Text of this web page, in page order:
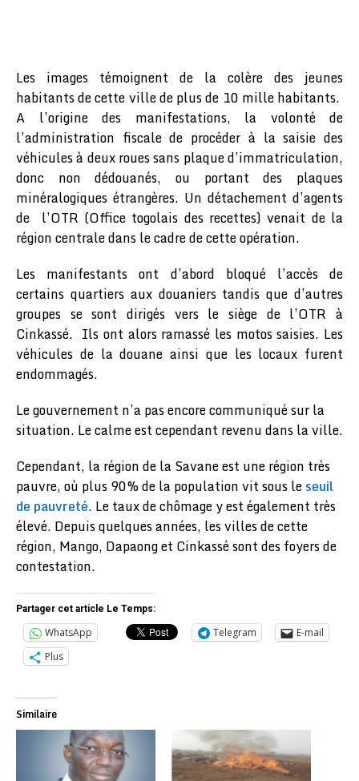
Les images témoignent de la colère des jeunes
habitants de cette ville de plus de 10 mille habitants.
A l’origine des manifestations, la volonté de
l’administration fiscale de procéder à la saisie des
véhicules à deux roues sans plaque d’immatriculation,
donc non dédouanés, ou portant des plaques
minéralogiques étrangères. Un détachement d’agents
de l’OTR (Office togolais des recettes) venait de la
région centrale dans le cadre de cette opération.
Les manifestants ont d’abord bloqué l’accès de
certains quartiers aux douaniers tandis que d’autres
groupes se sont dirigés vers le siège de l’OTR à
Cinkassé. Ils ont alors ramassé les motos saisies. Les
véhicules de la douane ainsi que les locaux furent
endommagés.
Le gouvernement n’a pas encore communiqué sur la
situation. Le calme est cependant revenu dans la ville.
Cependant, la région de la Savane est une région très
pauvre, où plus 90% de la population vit sous leseuil
de pauvreté. Le taux de chômage y est également très
élevé. Depuis quelques années, les villes de cette
région, Mango, Dapaong et Cinkassé sont des foyers de
contestation.
Partager cet article Le Temps:
WhatsApp Telegram
E-mail
Plus
Similaire